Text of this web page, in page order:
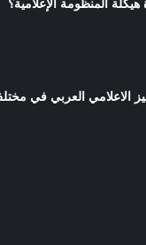
المنظومة الإعلامية؟